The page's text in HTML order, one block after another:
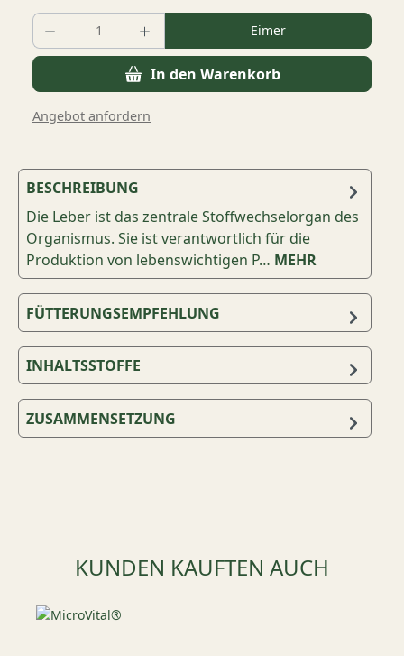
Produkt Anzahl: Gib den gewünschten
Eimer
In den Warenkorb
Angebot anfordern
BESCHREIBUNG
Die Leber ist das zentrale Stoffwechselorgan des
Organismus. Sie ist verantwortlich für die
Produktion von lebenswichtigen P… MEHR
FÜTTERUNGSEMPFEHLUNG
INHALTSSTOFFE
ZUSAMMENSETZUNG
Produktgalerie überspringen
KUNDEN KAUFTEN AUCH